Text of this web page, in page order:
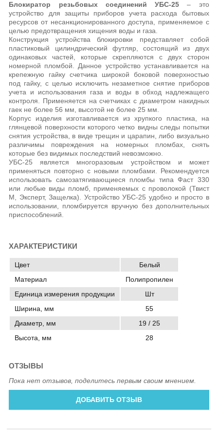
Блокиратор резьбовых соединений УБС-25 – это
устройство для защиты приборов учета расхода бытовых
ресурсов от несанкционированного доступа, применяемое с
целью предотвращения хищения воды и газа.
Конструкция устройства блокировки представляет собой
пластиковый цилиндрический футляр, состоящий из двух
одинаковых частей, которые скрепляются с двух сторон
номерной пломбой. Данное устройство устанавливается на
крепежную гайку счетчика широкой боковой поверхностью
под гайку, с целью исключить незаметное снятие приборов
учета и использования газа и воды в обход надлежащего
контроля. Применяется на счетчиках с диаметром накидных
гаек не более 56 мм, высотой не более 25 мм.
Корпус изделия изготавливается из хрупкого пластика, на
глянцевой поверхности которого четко видны следы попытки
снятия устройства, в виде трещин и царапин, либо визуально
различимы повреждения на номерных пломбах, снять
которые без видимых последствий невозможно.
УБС-25 является многоразовым устройством и может
применяться повторно с новыми пломбами. Рекомендуется
использовать самозатягивающиеся пломбы типа Фаст 330
или любые виды пломб, применяемых с проволокой (Твист
М, Эксперт, Защелка). Устройство УБС-25 удобно и просто в
использовании, пломбируется вручную без дополнительных
приспособлений.
ХАРАКТЕРИСТИКИ
Цвет
Белый
Материал
Полипропилен
Единица измерения продукции
Шт
Ширина, мм
55
Диаметр, мм
19 / 25
Высота, мм
28
ОТЗЫВЫ
Пока нет отзывов, поделитесь первым своим мнением.
ДОБАВИТЬ ОТЗЫВ